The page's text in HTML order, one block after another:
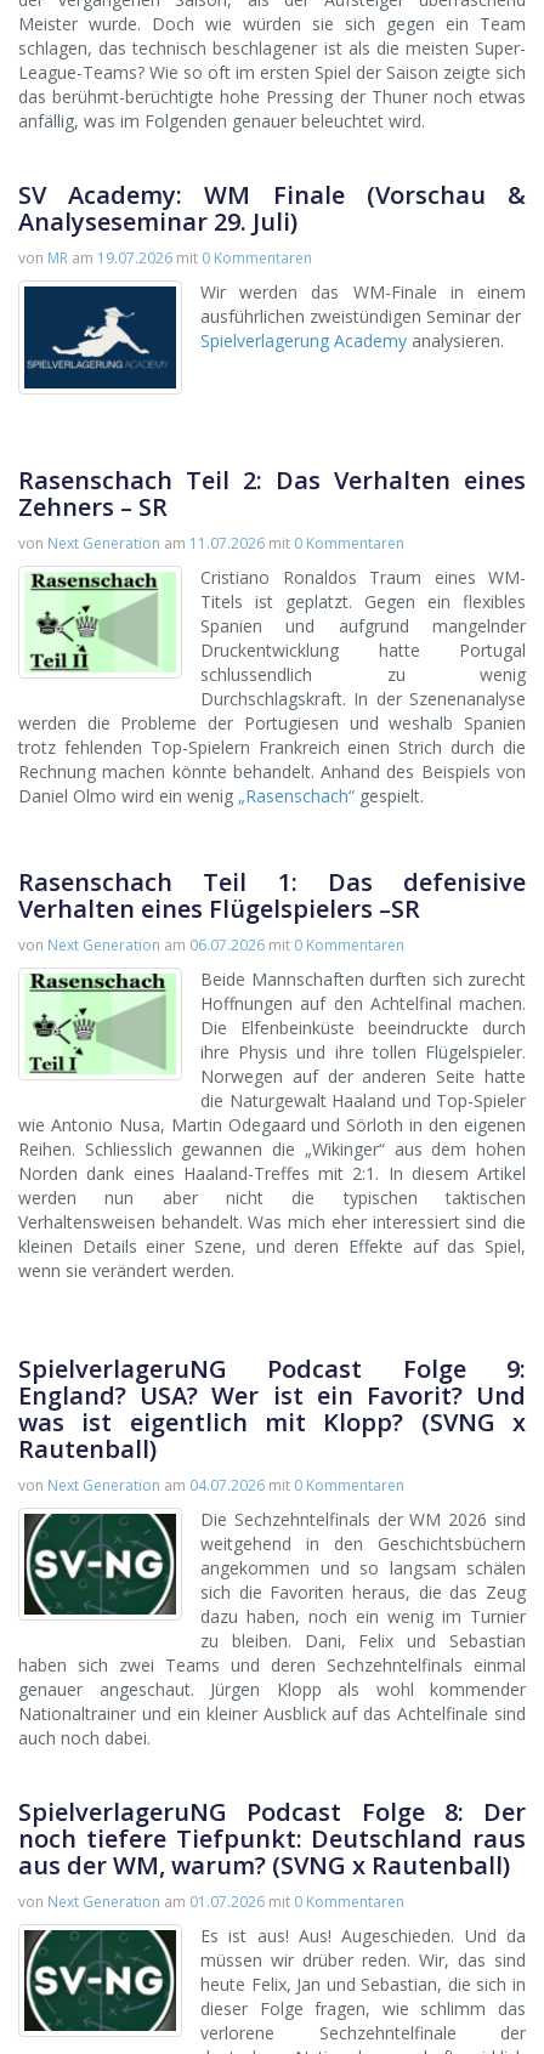
Meister wurde. Doch wie würden sie sich gegen ein Team
schlagen, das technisch beschlagener ist als die meisten Super-
League-Teams? Wie so oft im ersten Spiel der Saison zeigte sich
das berühmt-berüchtigte hohe Pressing der Thuner noch etwas
anfällig, was im Folgenden genauer beleuchtet wird.
SV Academy: WM Finale (Vorschau &
Analyseseminar 29. Juli)
von MR am 19.07.2026 mit 0 Kommentaren
Wir werden das WM-Finale in einem
ausführlichen zweistündigen Seminar der
Spielverlagerung Academy analysieren.
Rasenschach Teil 2: Das Verhalten eines
Zehners – SR
von Next Generation am 11.07.2026 mit 0 Kommentaren
Cristiano Ronaldos Traum eines WM-
Titels ist geplatzt. Gegen ein flexibles
Spanien und aufgrund mangelnder
Druckentwicklung hatte Portugal
schlussendlich zu wenig
Durchschlagskraft. In der Szenenanalyse
werden die Probleme der Portugiesen und weshalb Spanien
trotz fehlenden Top-Spielern Frankreich einen Strich durch die
Rechnung machen könnte behandelt. Anhand des Beispiels von
Daniel Olmo wird ein wenig „Rasenschach“ gespielt.
Rasenschach Teil 1: Das defenisive
Verhalten eines Flügelspielers –SR
von Next Generation am 06.07.2026 mit 0 Kommentaren
Beide Mannschaften durften sich zurecht
Hoffnungen auf den Achtelfinal machen.
Die Elfenbeinküste beeindruckte durch
ihre Physis und ihre tollen Flügelspieler.
Norwegen auf der anderen Seite hatte
die Naturgewalt Haaland und Top-Spieler
wie Antonio Nusa, Martin Odegaard und Sörloth in den eigenen
Reihen. Schliesslich gewannen die „Wikinger“ aus dem hohen
Norden dank eines Haaland-Treffes mit 2:1. In diesem Artikel
werden nun aber nicht die typischen taktischen
Verhaltensweisen behandelt. Was mich eher interessiert sind die
kleinen Details einer Szene, und deren Effekte auf das Spiel,
wenn sie verändert werden.
SpielverlageruNG Podcast Folge 9:
England? USA? Wer ist ein Favorit? Und
was ist eigentlich mit Klopp? (SVNG x
Rautenball)
von Next Generation am 04.07.2026 mit 0 Kommentaren
Die Sechzehntelfinals der WM 2026 sind
weitgehend in den Geschichtsbüchern
angekommen und so langsam schälen
sich die Favoriten heraus, die das Zeug
dazu haben, noch ein wenig im Turnier
zu bleiben. Dani, Felix und Sebastian
haben sich zwei Teams und deren Sechzehntelfinals einmal
genauer angeschaut. Jürgen Klopp als wohl kommender
Nationaltrainer und ein kleiner Ausblick auf das Achtelfinale sind
auch noch dabei.
SpielverlageruNG Podcast Folge 8: Der
noch tiefere Tiefpunkt: Deutschland raus
aus der WM, warum? (SVNG x Rautenball)
von Next Generation am 01.07.2026 mit 0 Kommentaren
Es ist aus! Aus! Augeschieden. Und da
müssen wir drüber reden. Wir, das sind
heute Felix, Jan und Sebastian, die sich in
dieser Folge fragen, wie schlimm das
verlorene Sechzehntelfinale der